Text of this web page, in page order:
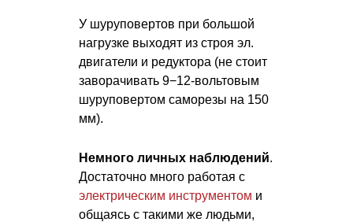
У шуруповертов при большой
нагрузке выходят из строя эл.
двигатели и редуктора (не стоит
заворачивать 9−12-вольтовым
шуруповертом саморезы на 150
мм).
Немного личных наблюдений.
Достаточно много работая с
электрическим инструментом и
общаясь с такими же людьми,